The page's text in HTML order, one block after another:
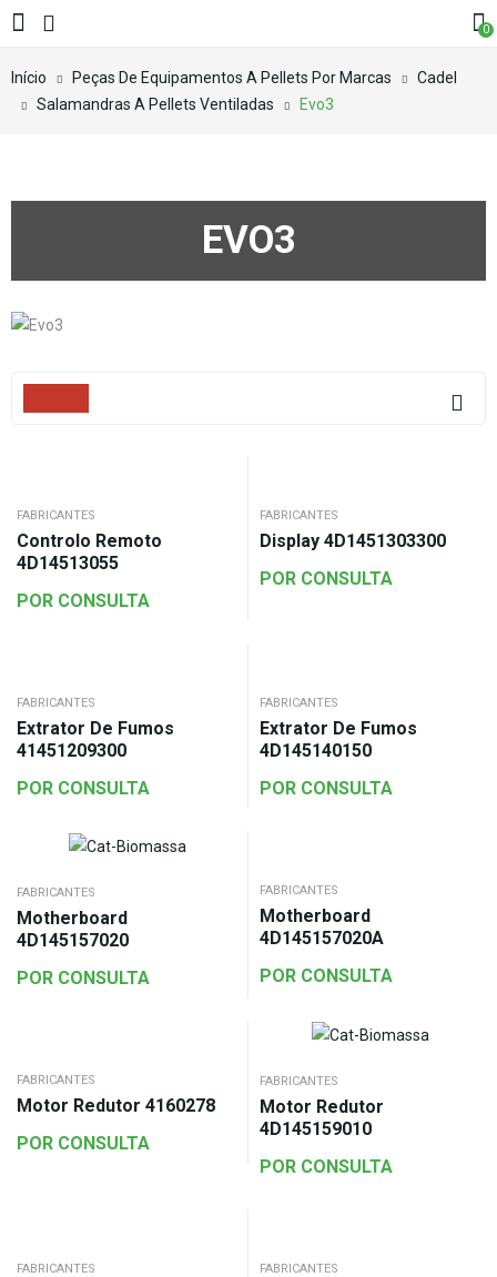
0
Início Peças De Equipamentos A Pellets Por Marcas
Cadel
Salamandras A Pellets Ventiladas
Evo3
EVO3
FABRICANTES
Controlo Remoto
4D14513055
POR CONSULTA
FABRICANTES
Display 4D1451303300
POR CONSULTA
FABRICANTES
Extrator De Fumos
41451209300
POR CONSULTA
FABRICANTES
Extrator De Fumos
4D145140150
POR CONSULTA
FABRICANTES
Motherboard
4D145157020
POR CONSULTA
FABRICANTES
Motherboard
4D145157020A
POR CONSULTA
FABRICANTES
Motor Redutor 4160278
POR CONSULTA
FABRICANTES
Motor Redutor
4D145159010
POR CONSULTA
FABRICANTES FABRICANTES